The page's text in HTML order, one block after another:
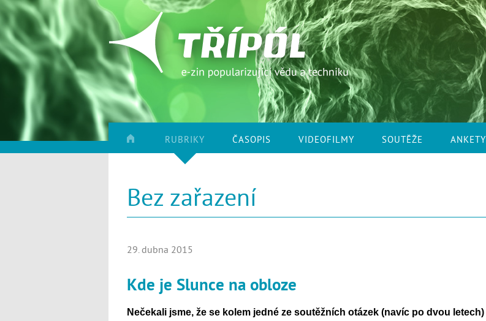
RUBRIKY ČASOPIS VIDEOFILMY SOUTĚŽE ANKETY
Bez zařazení
29. dubna 2015
Kde je Slunce na obloze
Nečekali jsme, že se kolem jedné ze soutěžních otázek (navíc po dvou letech)